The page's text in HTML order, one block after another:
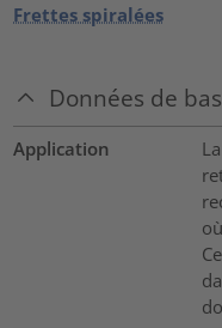
Frettes spiralées
Données de
Application